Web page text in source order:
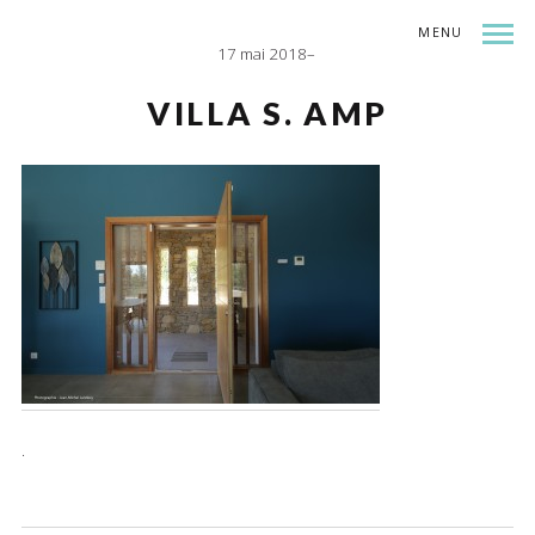
MENU
17 mai 2018
VILLA S. AMP
.